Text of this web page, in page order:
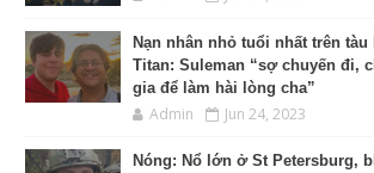
Nạn nhân nhỏ tuổi nhất trên tàu
Titan: Suleman “sợ chuyến đi,
gia để làm hài lòng cha”
Admin Jun 24, 2023
Nóng: Nổ lớn ở St Petersburg,